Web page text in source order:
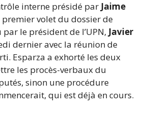
interne présidé par Jaime
premier volet du dossier de
le président de l’UPN, Javier
dernier avec la réunion de
Esparza a exhorté les deux
les procès-verbaux du
sinon une procédure
qui est déjà en cours.